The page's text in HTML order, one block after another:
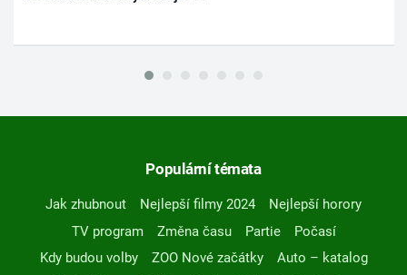
Populární témata
Jak zhubnout Nejlepší filmy 2024
Nejlepší horory
TV program
Změna času Partie
Počasí
Kdy budou volby
ZOO Nové začátky
Auto – katalog